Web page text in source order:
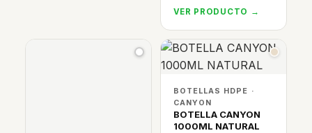
VER PRODUCTO →
BOTELLAS HDPE ·
CANYON
BOTELLA CANYON
1000ML NATURAL